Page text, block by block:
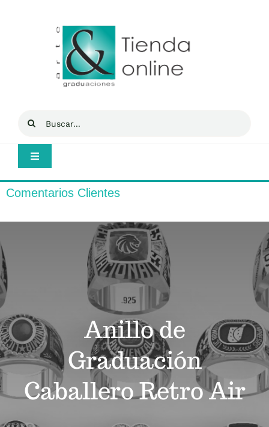
Buscar:
Toggle
Inicio
Comentarios Clientes
Anillo de
Graduación
Caballero Retro Air